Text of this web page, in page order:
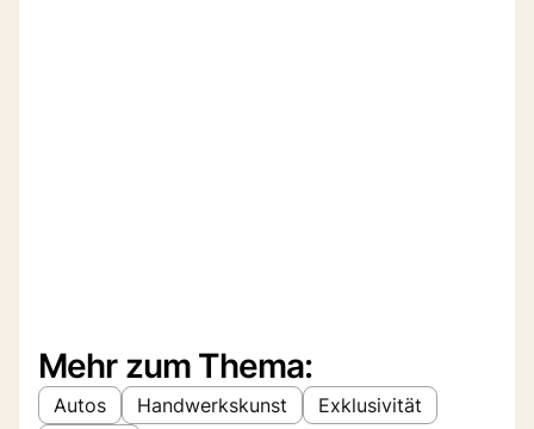
Mehr zum Thema:
Autos Handwerkskunst
Exklusivität